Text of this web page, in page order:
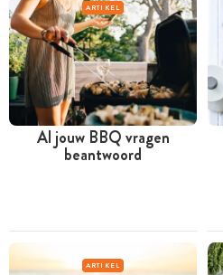
ARTIKEL
Al jouw BBQ vragen
beantwoord
ARTIKEL